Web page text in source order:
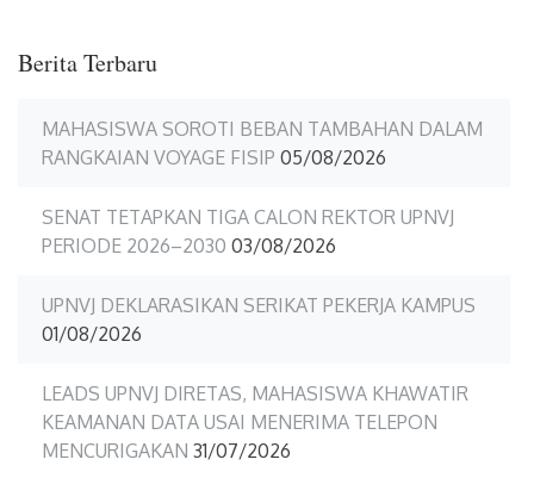
Berita Terbaru
MAHASISWA SOROTI BEBAN TAMBAHAN DALAM
RANGKAIAN VOYAGE FISIP 05/08/2026
SENAT TETAPKAN TIGA CALON REKTOR UPNVJ
PERIODE 2026–2030 03/08/2026
UPNVJ DEKLARASIKAN SERIKAT PEKERJA KAMPUS
01/08/2026
LEADS UPNVJ DIRETAS, MAHASISWA KHAWATIR
KEAMANAN DATA USAI MENERIMA TELEPON
MENCURIGAKAN 31/07/2026